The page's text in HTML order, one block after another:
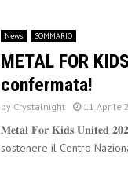
News SOMMARIO
METAL FOR
confermata!
by Crystalnight 11 Aprile
𝐌𝐞𝐭𝐚𝐥 𝐅𝐨𝐫 𝐊𝐢𝐝𝐬 𝐔𝐧𝐢𝐭𝐞𝐝
sostenere il Centro